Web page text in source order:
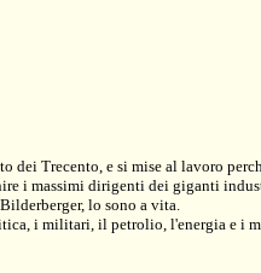
Trecento, e si mise al lavoro
i massimi dirigenti dei giganti
lo sono a vita.
i militari, il petrolio, l'energia e i